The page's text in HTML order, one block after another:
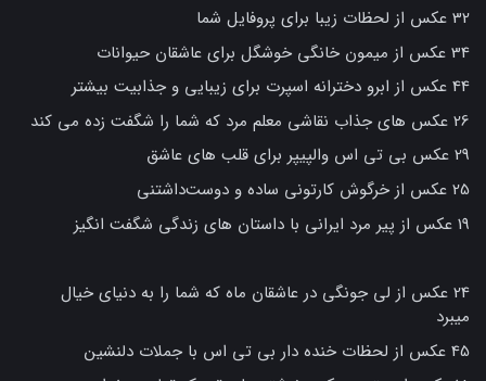
32 عکس از لحظات زیبا برای پروفایل شما
34 عکس از میمون خانگی خوشگل برای عاشقان حیوانات
44 عکس از ابرو دخترانه اسپرت برای زیبایی و جذابیت بیشتر
26 عکس های جذاب نقاشی معلم مرد که شما را شگفت زده می کند
29 عکس بی تی اس والپیپر برای قلب های عاشق
25 عکس از خرگوش کارتونی ساده و دوست‌داشتنی
19 عکس از پیر مرد ایرانی با داستان های زندگی شگفت انگیز
24 عکس از لی جونگی در عاشقان ماه که شما را به دنیای خیال
میبرد
45 عکس از لحظات خنده دار بی تی اس با جملات دلنشین